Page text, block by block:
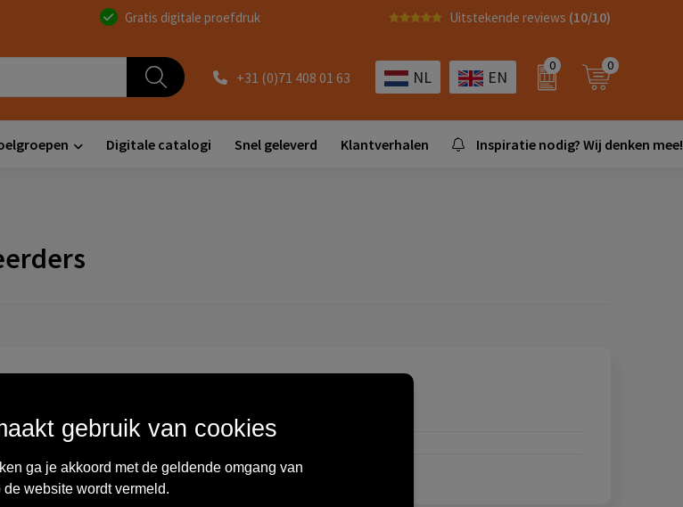
Gratis digitale proefdruk Uitstekende reviews (10/10)
+31 (0)71 408 01 63 NL EN
0 0
Digitale catalogi Snel geleverd Klantverhalen Inspiratie nodig? Wij denken mee!
gebruik van cookies
ga je akkoord met de geldende omgang van
website wordt vermeld.